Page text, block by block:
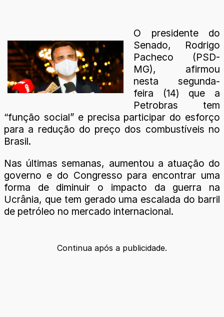
O presidente do
Senado, Rodrigo
Pacheco (PSD-
MG), afirmou
nesta segunda-
feira (14) que a
Petrobras tem
“função social” e precisa participar do esforço
para a redução do preço dos combustíveis no
Brasil.
Nas últimas semanas, aumentou a atuação do
governo e do Congresso para encontrar uma
forma de diminuir o impacto da guerra na
Ucrânia, que tem gerado uma escalada do barril
de petróleo no mercado internacional.
Continua após a publicidade.